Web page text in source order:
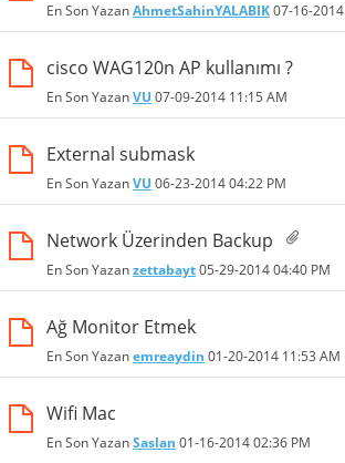
En Son YazanAhmetSahinYALABIK07-16-2014
cisco WAG120n AP kullanımı ?
En Son YazanVU 07-09-2014 11:15 AM
External submask
En Son YazanVU 06-23-201404:22 PM
Network Üzerinden Backup
En Son Yazanzettabayt05-29-201404:40 PM
Ağ Monitor Etmek
En Son Yazanemreaydin 01-20-2014 11:53 AM
Wifi Mac
En Son YazanSaslan 01-16-201402:36 PM